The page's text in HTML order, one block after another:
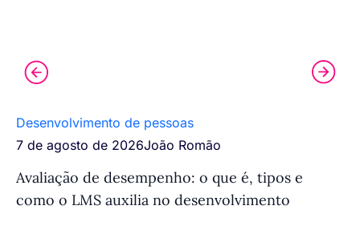
Desenvolvimento de pessoas
7 de agosto de 2026João Romão
Avaliação de desempenho: o que é, tipos e
como o LMS auxilia no desenvolvimento